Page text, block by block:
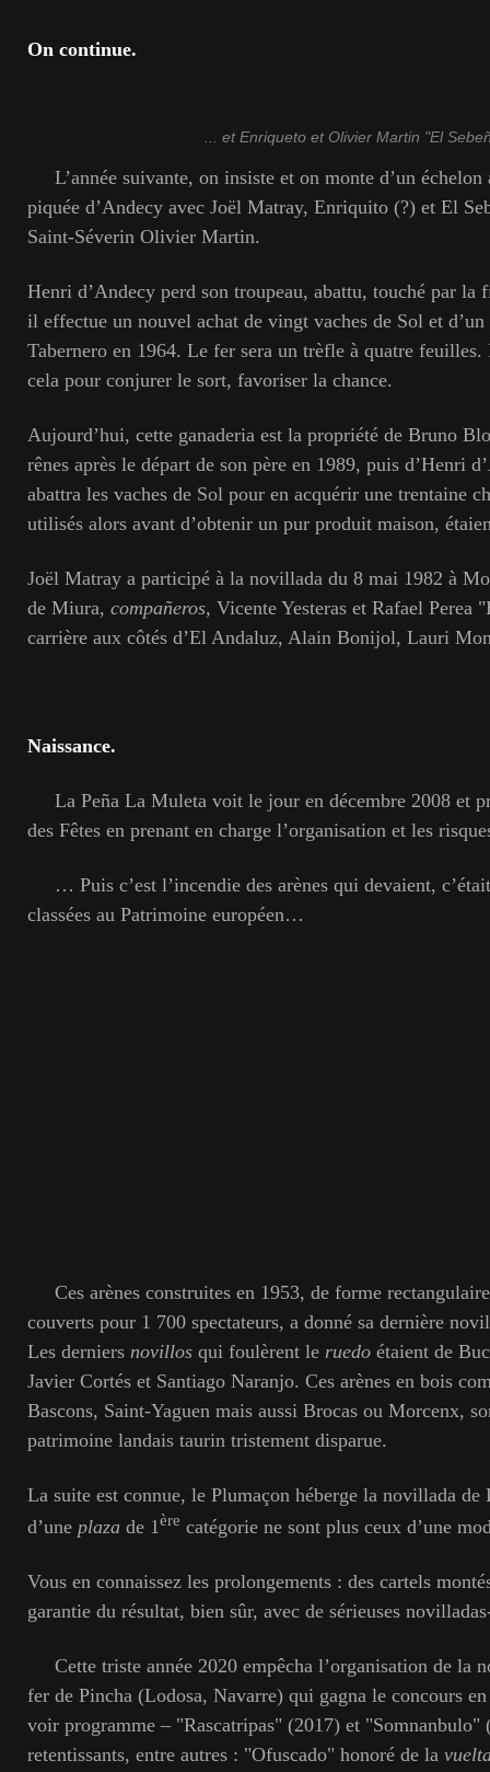
On continue.
... et Enriqueto et Olivier Martin "El
L’année suivante, on insiste et on monte d’un échelon
piquée d’Andecy avec Joël Matray, Enriquito (?) et El
Saint-Séverin Olivier Martin.
Henri d’Andecy perd son troupeau, abattu, touché par la
il effectue un nouvel achat de vingt vaches de Sol et
Tabernero en 1964. Le fer sera un trèfle à quatre
cela pour conjurer le sort, favoriser la chance.
Aujourd’hui, cette ganaderia est la propriété de Bruno
rênes après le départ de son père en 1989, puis d’Henri
abattra les vaches de Sol pour en acquérir une trentaine
utilisés alors avant d’obtenir un pur produit maison,
Joël Matray a participé à la novillada du 8 mai 1982 à
de Miura, compañeros, Vicente Yesteras et Rafael Perea
carrière aux côtés d’El Andaluz, Alain Bonijol, Lauri
Naissance.
La Peña La Muleta voit le jour en décembre 2008 et
des Fêtes en prenant en charge l’organisation et les
… Puis c’est l’incendie des arènes qui devaient,
classées au Patrimoine européen…
Ces arènes construites en 1953, de forme
couverts pour 1 700 spectateurs, a donné sa dernière
Les derniers novillos qui foulèrent le ruedo étaient de
Javier Cortés et Santiago Naranjo. Ces arènes en bois
Bascons, Saint-Yaguen mais aussi Brocas ou Morcenx,
patrimoine landais taurin tristement disparue.
La suite est connue, le Plumaçon héberge la novillada
d’une plaza de 1ère catégorie ne sont plus ceux d’une
Vous en connaissez les prolongements : des cartels
garantie du résultat, bien sûr, avec de sérieuses
Cette triste année 2020 empêcha l’organisation de la
fer de Pincha (Lodosa, Navarre) qui gagna le concours
voir programme – "Rascatripas" (2017) et "Somnanbulo"
retentissants, entre autres : "Ofuscado" honoré de la